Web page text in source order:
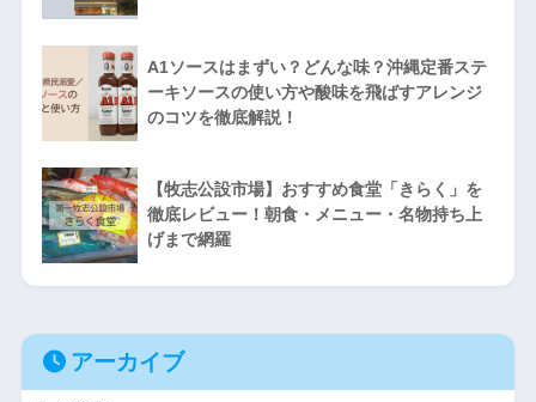
A1ソースはまずい？どんな味？沖縄定番ステ
ーキソースの使い方や酸味を飛ばすアレンジ
のコツを徹底解説！
【牧志公設市場】おすすめ食堂「きらく」を
徹底レビュー！朝食・メニュー・名物持ち上
げまで網羅
アーカイブ